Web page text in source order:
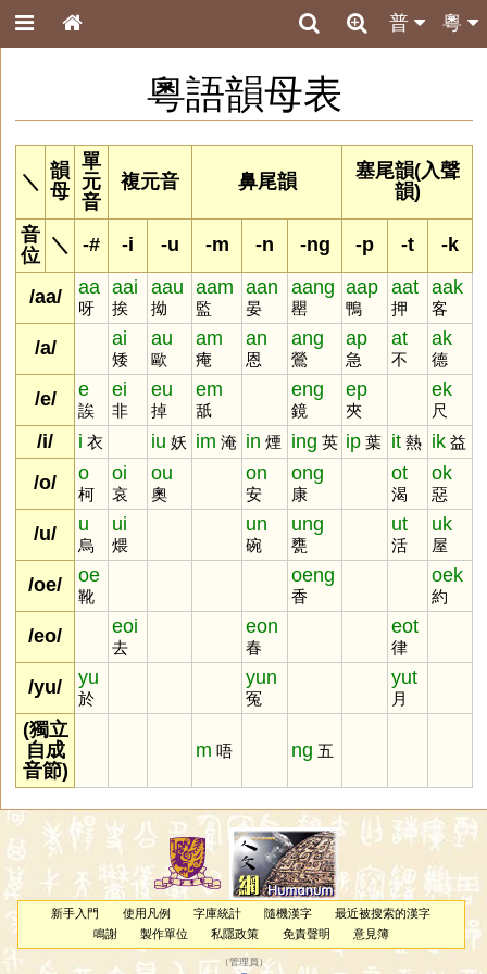
粵
普
粵語韻母表
＼
韻
母
單
元
音
複元音 鼻尾韻
塞尾韻(入聲
韻)
音
位 ＼ -# -i -u -m -n -ng -p -t -k
/aa/ aa
呀
aai
挨
aau
拗
aam
監
aan
晏
aang
罌
aap
鴨
aat
押
aak
客
/a/ ai
矮
au
歐
am
痷
an
恩
ang
鶯
ap
急
at
不
ak
德
/e/ e
誒
ei
非
eu
掉
em
舐
eng
鏡
ep
夾
ek
尺
/i/ i 衣 iu 妖 im 淹 in 煙 ing 英 ip葉 it熱 ik益
/o/ o
柯
oi
哀
ou
奧
on
安
ong
康
ot
渴
ok
惡
/u/ u
烏
ui
煨
un
碗
ung
甕
ut
活
uk
屋
/oe/ oe
靴
oeng
香
oek
約
/eo/ eoi
去
eon
春
eot
律
/yu/ yu
於
yun
冤
yut
月
(獨立
自成
音節)
m 唔 ng 五
新手入門 使用凡例 字庫統計 隨機漢字
最近被搜索的漢字
鳴謝
製作單位 私隱政策 免責聲明 意見簿
（管理員 ）